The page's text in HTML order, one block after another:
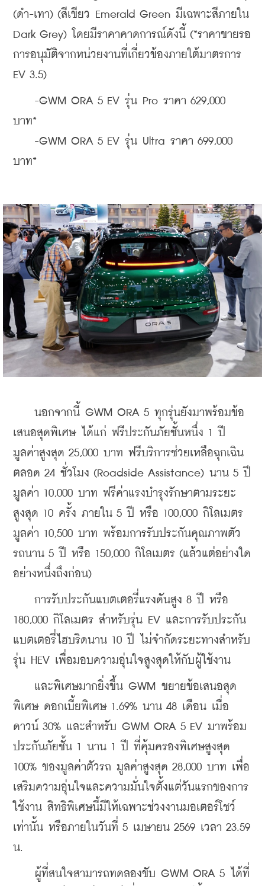
(ดำ-เทา) (สีเขียว Emerald Green มีเฉพาะสีภายใน
Dark Grey) โดยมีราคาคาดการณ์ดังนี้ (*ราคาขายรอ
การอนุมัติจากหน่วยงานที่เกี่ยวข้องภายใต้มาตรการ
EV 3.5)
-GWM ORA 5 EV รุ่น Pro ราคา 629,000
บาท*
-GWM ORA 5 EV รุ่น Ultra ราคา 699,000
บาท*
นอกจากนี้ GWM ORA 5 ทุกรุ่นยังมาพร้อมข้อ
เสนอสุดพิเศษ ได้แก่ ฟรีประกันภัยชั้นหนึ่ง 1 ปี
มูลค่าสูงสุด 25,000 บาท ฟรีบริการช่วยเหลือฉุกเฉิน
ตลอด 24 ชั่วโมง (Roadside Assistance) นาน 5 ปี
มูลค่า 10,000 บาท ฟรีค่าแรงบำรุงรักษาตามระยะ
สูงสุด 10 ครั้ง ภายใน 5 ปี หรือ 100,000 กิโลเมตร
มูลค่า 10,500 บาท พร้อมการรับประกันคุณภาพตัว
รถนาน 5 ปี หรือ 150,000 กิโลเมตร (แล้วแต่อย่างใด
อย่างหนึ่งถึงก่อน)
การรับประกันแบตเตอรี่แรงดันสูง 8 ปี หรือ
180,000 กิโลเมตร สำหรับรุ่น EV และการรับประกัน
แบตเตอรี่ไฮบริดนาน 10 ปี ไม่จำกัดระยะทางสำหรับ
รุ่น HEV เพื่อมอบความอุ่นใจสูงสุดให้กับผู้ใช้งาน
และพิเศษมากยิ่งขึ้น GWM ขยายข้อเสนอสุด
พิเศษ ดอกเบี้ยพิเศษ 1.69% นาน 48 เดือน เมื่อ
ดาวน์ 30% และสำหรับ GWM ORA 5 EV มาพร้อม
ประกันภัยชั้น 1 นาน 1 ปี ที่คุ้มครองพิเศษสูงสุด
100% ของมูลค่าตัวรถ มูลค่าสูงสุด 28,000 บาท เพื่อ
เสริมความอุ่นใจและความมั่นใจตั้งแต่วันแรกของการ
ใช้งาน สิทธิพิเศษนี้มีให้เฉพาะช่วงงานมอเตอร์โชว์
เท่านั้น หรือภายในวันที่ 5 เมษายน 2569 เวลา 23.59
น.
ผู้ที่สนใจสามารถทดลองขับ GWM ORA 5 ได้ที่